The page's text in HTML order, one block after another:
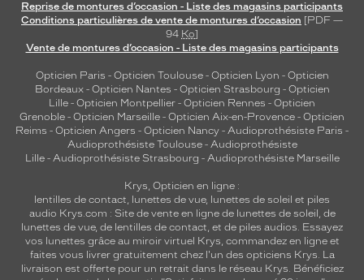
Reprise de montures d’occasion - Liste des magasins participants
Conditions particulières de vente de montures d’occasion [PDF —
94 Ko]
Vente de montures d’occasion - Liste des magasins participants
Opticien Paris - Opticien Toulouse- Opticien Lyon - Opticien
Bordeaux- Opticien Nantes - Opticien Strasbourg - Opticien
Lille - Opticien Montpellier - Opticien Rennes - Opticien
Grenoble - Opticien Marseille - Opticien Aix-en-Provence - Opticien
Reims - Opticien Angers - Opticien Nancy - Audioprothésiste Paris -
Audioprothésiste Toulouse- Audioprothésiste
Lille- Audioprothésiste Strasbourg - Audioprothésiste Marseille
Krys, Opticien en ligne :
lentilles de contact, lunettes de vue, lunettes de soleil et piles
audio Krys.com : Site de vente en ligne de lunettes de soleil, de
lunettes de vue, de lentilles de contact, et de piles audios. Essayez
vos lunettes grâce au miroir virtuel Krys, commandez en ligne et
faites vous livrer gratuitement chez l'un des opticiens Krys. La
livraison est offerte pour un retrait dans le réseau Krys. Bénéficiez